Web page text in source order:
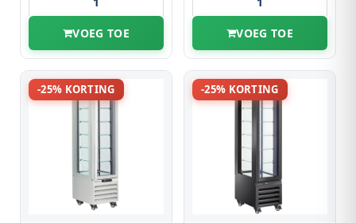
VOEG TOE VOEG TOE
-25% KORTING -25% KORTING